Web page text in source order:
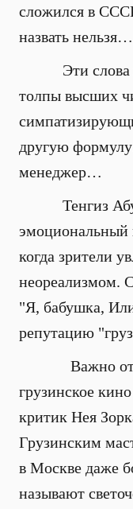
сложился в
назвать нельзя…
Эти слова
толпы высших
другую
менеджер…
Тенгиз
когда зрители
неореализмом.
"Я, бабушка,
репутацию
Важно
грузинское
критик Нея
Грузинским
в Москве даже
называют